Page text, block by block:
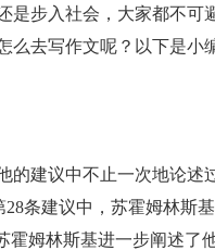
是步入社会，大家都不可
么去写作文呢？以下是
的建议中不止一次地论述
条建议中，苏霍姆林斯
霍姆林斯基进一步阐述了